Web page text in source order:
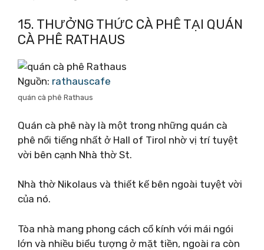
15. THƯỞNG THỨC CÀ PHÊ TẠI QUÁN
CÀ PHÊ RATHAUS
Nguồn: rathauscafe
quán cà phê Rathaus
Quán cà phê này là một trong những quán cà
phê nổi tiếng nhất ở Hall of Tirol nhờ vị trí tuyệt
vời bên cạnh Nhà thờ St.
Nhà thờ Nikolaus và thiết kế bên ngoài tuyệt vời
của nó.
Tòa nhà mang phong cách cổ kính với mái ngói
lớn và nhiều biểu tượng ở mặt tiền, ngoài ra còn